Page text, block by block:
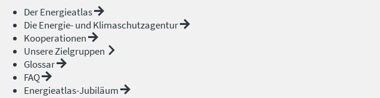
Der Energieatlas
Die Energie- und Klimaschutzagentur
Kooperationen
Unsere Zielgruppen
Glossar
FAQ
Energieatlas-Jubiläum